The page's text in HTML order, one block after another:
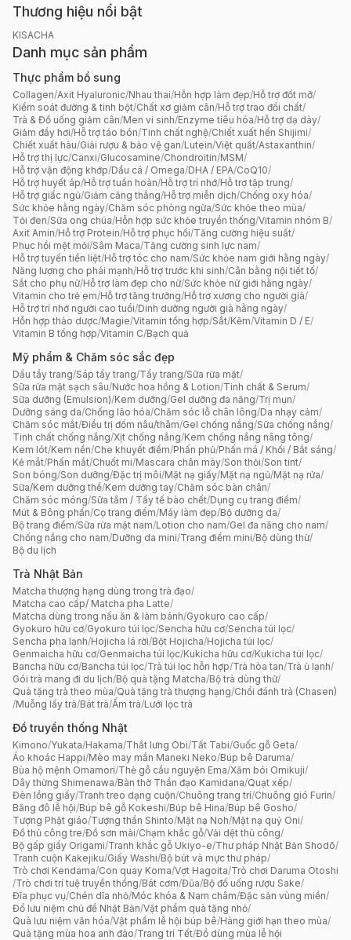
Thương hiệu nổi bật
KISACHA
Danh mục sản phẩm
Thực phẩm bổ sung
Collagen/Axit Hyaluronic/Nhau thai/Hỗn hợp làm đẹp/Hỗ trợ đốt mỡ/
Kiểm soát đường & tinh bột/Chất xơ giảm cân/Hỗ trợ trao đổi chất/
Trà & Đồ uống giảm cân/Men vi sinh/Enzyme tiêu hóa/Hỗ trợ dạ dày/
Giảm đầy hơi/Hỗ trợ táo bón/Tinh chất nghệ/Chiết xuất hến Shijimi/
Chiết xuất hàu/Giải rượu & bảo vệ gan/Lutein/Việt quất/Astaxanthin/
Hỗ trợ thị lực/Canxi/Glucosamine/Chondroitin/MSM/
Hỗ trợ vận động khớp/Dầu cá / Omega/DHA / EPA/CoQ10/
Hỗ trợ huyết áp/Hỗ trợ tuần hoàn/Hỗ trợ trí nhớ/Hỗ trợ tập trung/
Hỗ trợ giấc ngủ/Giảm căng thẳng/Hỗ trợ miễn dịch/Chống oxy hóa/
Sức khỏe hằng ngày/Chăm sóc phòng ngừa/Sức khỏe theo mùa/
Tỏi đen/Sữa ong chúa/Hỗn hợp sức khỏe truyền thống/Vitamin nhóm B/
Axit Amin/Hỗ trợ Protein/Hỗ trợ phục hồi/Tăng cường hiệu suất/
Phục hồi mệt mỏi/Sâm Maca/Tăng cường sinh lực nam/
Hỗ trợ tuyến tiền liệt/Hỗ trợ tóc cho nam/Sức khỏe nam giới hằng ngày/
Năng lượng cho phái mạnh/Hỗ trợ trước khi sinh/Cân bằng nội tiết tố/
Sắt cho phụ nữ/Hỗ trợ làm đẹp cho nữ/Sức khỏe nữ giới hằng ngày/
Vitamin cho trẻ em/Hỗ trợ tăng trưởng/Hỗ trợ xương cho người già/
Hỗ trợ trí nhớ người cao tuổi/Dinh dưỡng người già hằng ngày/
Hỗn hợp thảo dược/Magie/Vitamin tổng hợp/Sắt/Kẽm/Vitamin D / E/
Vitamin B tổng hợp/Vitamin C/Bạch quả
Mỹ phẩm & Chăm sóc sắc đẹp
Dầu tẩy trang/Sáp tẩy trang/Tẩy trang/Sữa rửa mặt/
Sữa rửa mặt sạch sâu/Nước hoa hồng & Lotion/Tinh chất & Serum/
Sữa dưỡng (Emulsion)/Kem dưỡng/Gel dưỡng đa năng/Trị mụn/
Dưỡng sáng da/Chống lão hóa/Chăm sóc lỗ chân lông/Da nhạy cảm/
Chăm sóc mắt/Điều trị đốm nâu/thâm/Gel chống nắng/Sữa chống nắng/
Tinh chất chống nắng/Xịt chống nắng/Kem chống nắng nâng tông/
Kem lót/Kem nền/Che khuyết điểm/Phấn phủ/Phấn má / Khối / Bắt sáng/
Kẻ mắt/Phấn mắt/Chuốt mi/Mascara chân mày/Son thỏi/Son tint/
Son bóng/Son dưỡng/Đặc trị môi/Mặt nạ giấy/Mặt nạ ngủ/Mặt nạ rửa/
Sữa/Kem dưỡng thể/Kem dưỡng tay/Chăm sóc bàn chân/
Chăm sóc móng/Sữa tắm / Tẩy tế bào chết/Dụng cụ trang điểm/
Mút & Bông phấn/Cọ trang điểm/Máy làm đẹp/Bộ dưỡng da/
Bộ trang điểm/Sữa rửa mặt nam/Lotion cho nam/Gel đa năng cho nam/
Chống nắng cho nam/Dưỡng da mini/Trang điểm mini/Bộ dùng thử/
Bộ du lịch
Trà Nhật Bản
Matcha thượng hạng dùng trong trà đạo/
Matcha cao cấp/ Matcha pha Latte/
Matcha dùng trong nấu ăn & làm bánh/Gyokuro cao cấp/
Gyokuro hữu cơ/Gyokuro túi lọc/Sencha hữu cơ/Sencha túi lọc/
Sencha pha lạnh/Hojicha lá rời/Bột Hojicha/Hojicha túi lọc/
Genmaicha hữu cơ/Genmaicha túi lọc/Kukicha hữu cơ/Kukicha túi lọc/
Bancha hữu cơ/Bancha túi lọc/Trà túi lọc hỗn hợp/Trà hòa tan/Trà ủ lạnh/
Gói trà mang đi du lịch/Bộ quà tặng Matcha/Bộ trà dùng thử/
Quà tặng trà theo mùa/Quà tặng trà thượng hạng/Chổi đánh trà (Chasen)
/Muỗng lấy trà/Bát trà/Ấm trà/Lưới lọc trà
Đồ truyền thống Nhật
Kimono/Yukata/Hakama/Thắt lưng Obi/Tất Tabi/Guốc gỗ Geta/
Áo khoác Happi/Mèo may mắn Maneki Neko/Búp bê Daruma/
Bùa hộ mệnh Omamori/Thẻ gỗ cầu nguyện Ema/Xăm bói Omikuji/
Dây thừng Shimenawa/Bàn thờ Thần đạo Kamidana/Quạt xếp/
Đèn lồng giấy/Tranh treo dạng cuộn/Chuông trang trí/Chuông gió Furin/
Băng đô lễ hội/Búp bê gỗ Kokeshi/Búp bê Hina/Búp bê Gosho/
Tượng Phật giáo/Tượng thần Shinto/Mặt nạ Noh/Mặt nạ quỷ Oni/
Đồ thủ công tre/Đồ sơn mài/Chạm khắc gỗ/Vải dệt thủ công/
Bộ gấp giấy Origami/Tranh khắc gỗ Ukiyo-e/Thư pháp Nhật Bản Shodō/
Tranh cuộn Kakejiku/Giấy Washi/Bộ bút và mực thư pháp/
Trò chơi Kendama/Con quay Koma/Vợt Hagoita/Trò chơi Daruma Otoshi
/Trò chơi trí tuệ truyền thống/Bát cơm/Đũa/Bộ đồ uống rượu Sake/
Đĩa phục vụ/Chén dĩa nhỏ/Móc khóa & Nam châm/Đặc sản vùng miền/
Đồ lưu niệm chủ đề Nhật Bản/Vật phẩm quà tặng nhỏ/
Quà lưu niệm văn hóa/Vật phẩm lễ hội búp bê/Hàng giới hạn theo mùa/
Quà tặng mùa hoa anh đào/Trang trí Tết/Đồ dùng mùa lễ hội